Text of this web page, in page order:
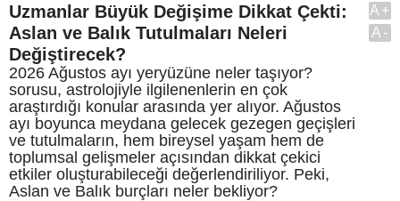
Uzmanlar Büyük Değişime Dikkat Çekti:
Aslan ve Balık Tutulmaları Neleri
Değiştirecek?
2026 Ağustos ayı yeryüzüne neler taşıyor?
sorusu, astrolojiyle ilgilenenlerin en çok
araştırdığı konular arasında yer alıyor. Ağustos
ayı boyunca meydana gelecek gezegen geçişleri
ve tutulmaların, hem bireysel yaşam hem de
toplumsal gelişmeler açısından dikkat çekici
etkiler oluşturabileceği değerlendiriliyor. Peki,
Aslan ve Balık burçları neler bekliyor?
A+
A-